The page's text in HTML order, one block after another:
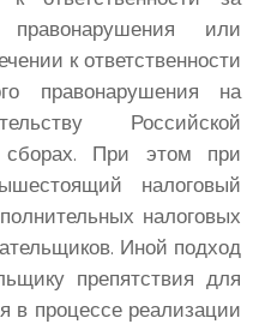
правонарушения или
к ответственности
правонарушения на
Российской
При этом при
налоговый
налоговых
Иной подход
препятствия для
в процессе реализации